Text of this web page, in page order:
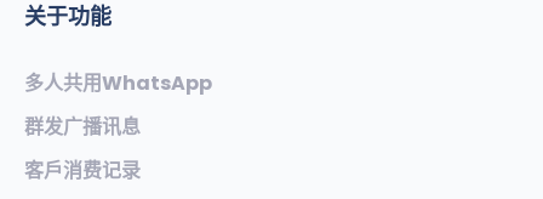
关于功能
多人共用WhatsApp
群发广播讯息
客戶消费记录